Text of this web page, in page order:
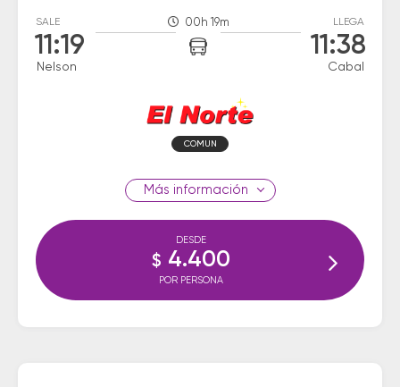
SALE
11:19
Nelson
00h 19m LLEGA
11:38
Cabal
COMUN
información
DESDE
$ 4.400
POR PERSONA